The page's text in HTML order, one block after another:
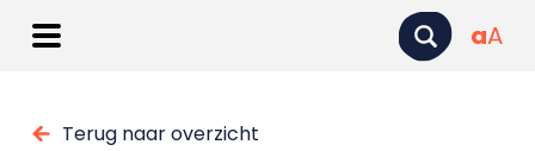
aA
Terug naar overzicht